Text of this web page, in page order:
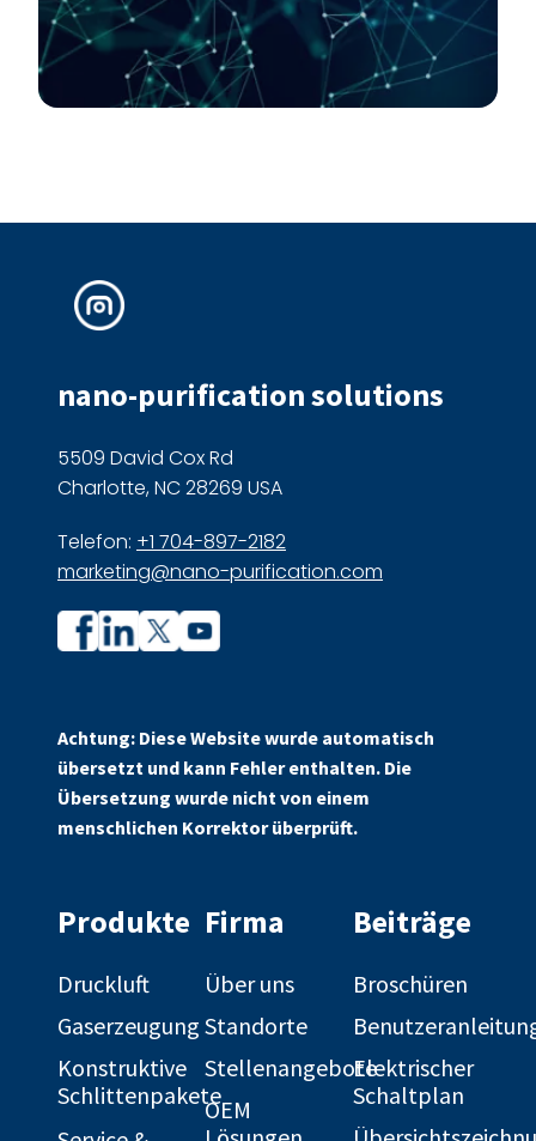
nano-purification solutions
5509 David Cox Rd
Charlotte, NC 28269 USA
Telefon: +1 704-897-2182
marketing@nano-purification.com
FacebookLinkedin
Achtung: Diese Website wurde automatisch
übersetzt und kann Fehler enthalten. Die
Übersetzung wurde nicht von einem
menschlichen Korrektor überprüft.
Produkte
Druckluft
Gaserzeugung
Konstruktive
Schlittenpakete
Firma
Über uns
Standorte
Stellenangebote
OEM
Beiträge
Broschüren
Elektrischer
Schaltplan